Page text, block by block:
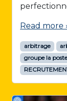
Read more
arbitrage
groupe la poste